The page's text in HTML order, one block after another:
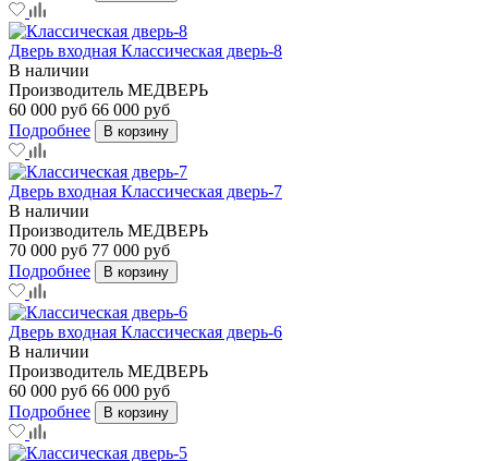
Дверь входная Классическая дверь-8
В наличии
Производитель МЕДВЕРЬ
60 000 руб 66 000 руб
Подробнее
В корзину
Дверь входная Классическая дверь-7
В наличии
Производитель МЕДВЕРЬ
70 000 руб 77 000 руб
Подробнее
В корзину
Дверь входная Классическая дверь-6
В наличии
Производитель МЕДВЕРЬ
60 000 руб 66 000 руб
Подробнее
В корзину